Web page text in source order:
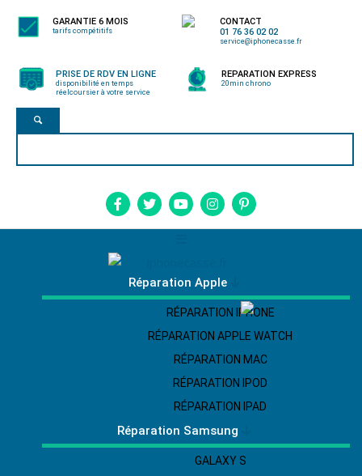
GARANTIE 6 MOIS
tarifs compétitifs
CONTACT
01 76 36 02 02
service@iphonecasse.fr
PRISE DE RDV EN LIGNE
disponibilité en temps
réelcoursier à votre service
REPARATION EXPRESS
20min chrono
Réparation Apple
RÉPARATION IPHONE
RÉPARATION APPLE WATCH
RÉPARATION MAC
RÉPARATION IPOD
RÉPARATION IPAD
Réparation Samsung
GALAXY S